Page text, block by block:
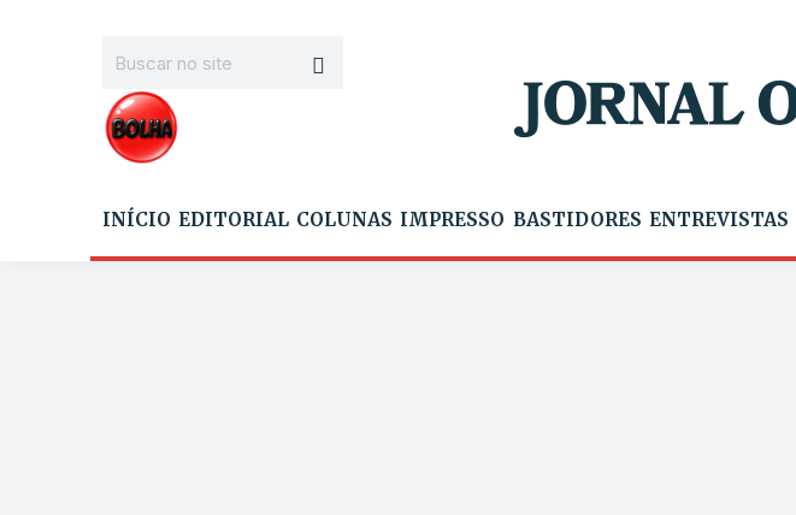
INÍCIO EDITORIAL COLUNAS IMPRESSO BASTIDORES ENTREVISTAS